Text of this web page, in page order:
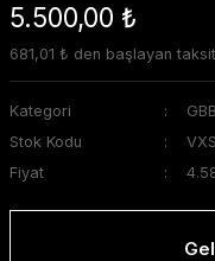
5.500,00 ₺
681,01 ₺ den başlayan
Kategori
Stok Kodu
Fiyat